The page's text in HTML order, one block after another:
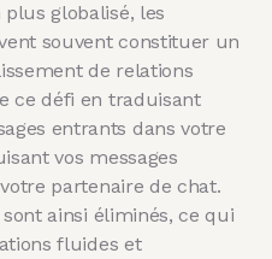
globalisé, les
souvent constituer un
de relations
ce défi en traduisant
entrants dans votre
vos messages
partenaire de chat.
ainsi éliminés, ce qui
fluides et